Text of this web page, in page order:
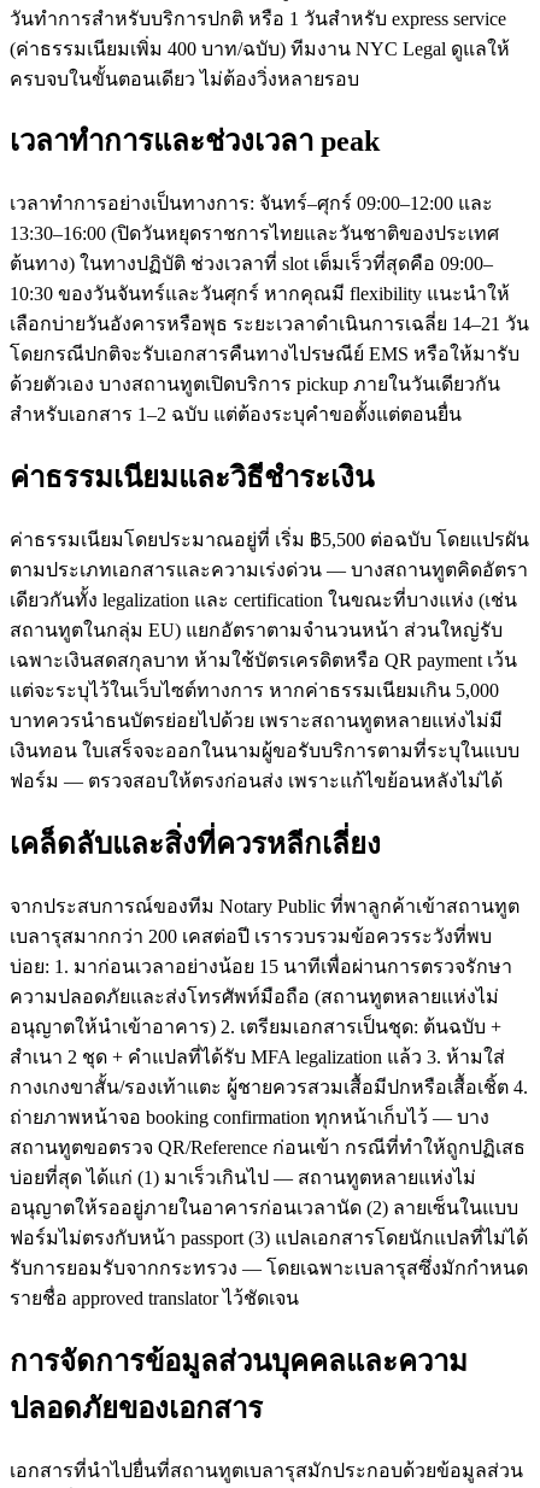
วันทำการสำหรับบริการปกติ หรือ 1 วันสำหรับ express service
(ค่าธรรมเนียมเพิ่ม 400 บาท/ฉบับ) ทีมงาน NYC Legal ดูแลให้
ครบจบในขั้นตอนเดียว ไม่ต้องวิ่งหลายรอบ
เวลาทำการและช่วงเวลา peak
เวลาทำการอย่างเป็นทางการ: จันทร์–ศุกร์ 09:00–12:00 และ
13:30–16:00 (ปิดวันหยุดราชการไทยและวันชาติของประเทศ
ต้นทาง) ในทางปฏิบัติ ช่วงเวลาที่ slot เต็มเร็วที่สุดคือ 09:00–
10:30 ของวันจันทร์และวันศุกร์ หากคุณมี flexibility แนะนำให้
เลือกบ่ายวันอังคารหรือพุธ ระยะเวลาดำเนินการเฉลี่ย 14–21 วัน
โดยกรณีปกติจะรับเอกสารคืนทางไปรษณีย์ EMS หรือให้มารับ
ด้วยตัวเอง บางสถานทูตเปิดบริการ pickup ภายในวันเดียวกัน
สำหรับเอกสาร 1–2 ฉบับ แต่ต้องระบุคำขอตั้งแต่ตอนยื่น
ค่าธรรมเนียมและวิธีชำระเงิน
ค่าธรรมเนียมโดยประมาณอยู่ที่ เริ่ม ฿5,500 ต่อฉบับ โดยแปรผัน
ตามประเภทเอกสารและความเร่งด่วน — บางสถานทูตคิดอัตรา
เดียวกันทั้ง legalization และ certification ในขณะที่บางแห่ง (เช่น
สถานทูตในกลุ่ม EU) แยกอัตราตามจำนวนหน้า ส่วนใหญ่รับ
เฉพาะเงินสดสกุลบาท ห้ามใช้บัตรเครดิตหรือ QR payment เว้น
แต่จะระบุไว้ในเว็บไซต์ทางการ หากค่าธรรมเนียมเกิน 5,000
บาทควรนำธนบัตรย่อยไปด้วย เพราะสถานทูตหลายแห่งไม่มี
เงินทอน ใบเสร็จจะออกในนามผู้ขอรับบริการตามที่ระบุในแบบ
ฟอร์ม — ตรวจสอบให้ตรงก่อนส่ง เพราะแก้ไขย้อนหลังไม่ได้
เคล็ดลับและสิ่งที่ควรหลีกเลี่ยง
จากประสบการณ์ของทีม Notary Public ที่พาลูกค้าเข้าสถานทูต
เบลารุสมากกว่า 200 เคสต่อปี เรารวบรวมข้อควรระวังที่พบ
บ่อย: 1. มาก่อนเวลาอย่างน้อย 15 นาทีเพื่อผ่านการตรวจรักษา
ความปลอดภัยและส่งโทรศัพท์มือถือ (สถานทูตหลายแห่งไม่
อนุญาตให้นำเข้าอาคาร) 2. เตรียมเอกสารเป็นชุด: ต้นฉบับ +
สำเนา 2 ชุด + คำแปลที่ได้รับ MFA legalization แล้ว 3. ห้ามใส่
กางเกงขาสั้น/รองเท้าแตะ ผู้ชายควรสวมเสื้อมีปกหรือเสื้อเชิ้ต 4.
ถ่ายภาพหน้าจอ booking confirmation ทุกหน้าเก็บไว้ — บาง
สถานทูตขอตรวจ QR/Reference ก่อนเข้า กรณีที่ทำให้ถูกปฏิเสธ
บ่อยที่สุด ได้แก่ (1) มาเร็วเกินไป — สถานทูตหลายแห่งไม่
อนุญาตให้รออยู่ภายในอาคารก่อนเวลานัด (2) ลายเซ็นในแบบ
ฟอร์มไม่ตรงกับหน้า passport (3) แปลเอกสารโดยนักแปลที่ไม่ได้
รับการยอมรับจากกระทรวง — โดยเฉพาะเบลารุสซึ่งมักกำหนด
รายชื่อ approved translator ไว้ชัดเจน
การจัดการข้อมูลส่วนบุคคลและความ
ปลอดภัยของเอกสาร
เอกสารที่นำไปยื่นที่สถานทูตเบลารุสมักประกอบด้วยข้อมูลส่วน